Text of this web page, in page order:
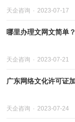
天企咨询 2023-07-17
哪里办理文网文简单？
天企咨询 2023-07-21
广东网络文化许可证
天企咨询 2023-07-24